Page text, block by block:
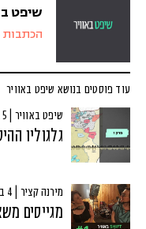
שיפט
הכתבות
עוד פוסטים בנושא שיפט באוויר
שיפט באוויר | 5 בספטמבר 2021
גלגוליו
מירנה קציר | 4 בפברואר 2021
מגייסים